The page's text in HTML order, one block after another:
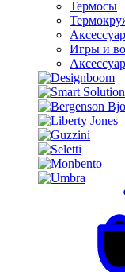
Термосы
Игры и